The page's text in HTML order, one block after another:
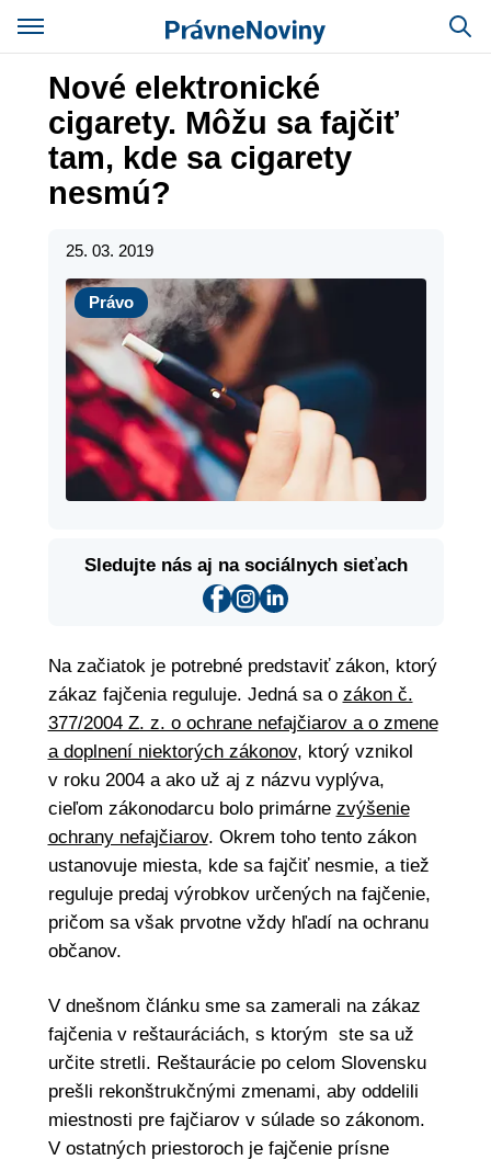
Nové elektronické
cigarety. Môžu sa fajčiť
tam, kde sa cigarety
nesmú?
25. 03. 2019
Právo
Právo
Sledujte nás aj na sociálnych sieťach
Na začiatok je potrebné predstaviť zákon, ktorý
zákaz fajčenia reguluje. Jedná sa o zákon č.
377/2004 Z. z. o ochrane nefajčiarov a o zmene
a doplnení niektorých zákonov, ktorý vznikol
v roku 2004 a ako už aj z názvu vyplýva,
cieľom zákonodarcu bolo primárne zvýšenie
ochrany nefajčiarov. Okrem toho tento zákon
ustanovuje miesta, kde sa fajčiť nesmie, a tiež
reguluje predaj výrobkov určených na fajčenie,
pričom sa však prvotne vždy hľadí na ochranu
občanov.
V dnešnom článku sme sa zamerali na zákaz
fajčenia v reštauráciách, s ktorým ste sa už
určite stretli. Reštaurácie po celom Slovensku
prešli rekonštrukčnými zmenami, aby oddelili
miestnosti pre fajčiarov v súlade so zákonom.
V ostatných priestoroch je fajčenie prísne